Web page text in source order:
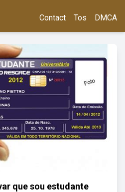
Contact Tos DMCA
que sou estudante